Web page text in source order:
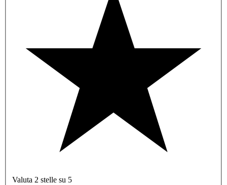
Valuta 2 stelle su 5